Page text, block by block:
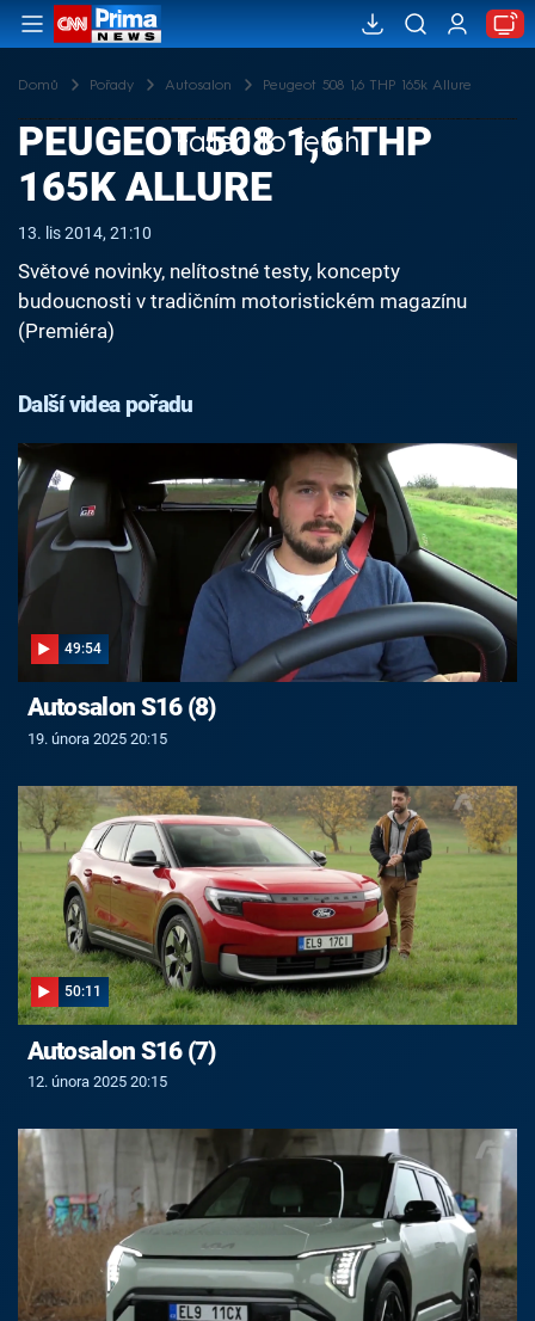
Domů Pořady Autosalon Peugeot 508 1,6 THP 165k Allure
Failed to fetch
PEUGEOT 508 1,6 THP
165K ALLURE
13. lis 2014, 21:10
Světové novinky, nelítostné testy, koncepty
budoucnosti v tradičním motoristickém magazínu
(Premiéra)
Další videa pořadu
49:54
Autosalon S16 (8)
19. února 2025 20:15
50:11
Autosalon S16 (7)
12. února 2025 20:15